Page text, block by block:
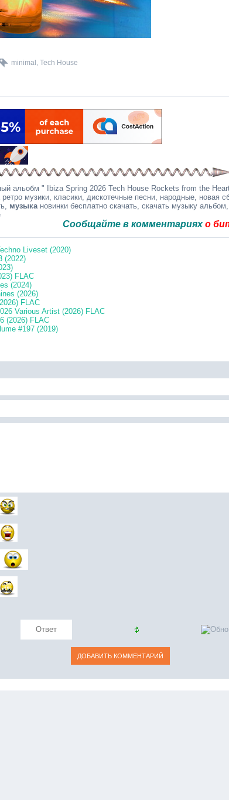
minimal , Tech House
альобм " Ibiza Spring 2026 Tech House Rockets from the
музики, класики, дискотечные песни, народные, новая
музыкановинки бесплатно скачать, скачать музыку
Сообщайте в комментарияхо битых
Liveset (2020)
(2022)
FLAC
(2024)
(2026)
FLAC
Various Artist (2026) FLAC
(2026) FLAC
#197 (2019)